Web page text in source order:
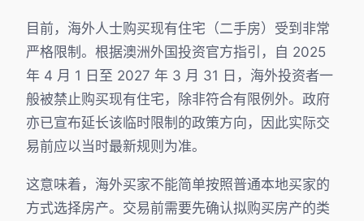
目前，海外人士购买现有住宅（二手房）受到非常
严格限制。根据澳洲外国投资官方指引，自 2025
年 4 月 1 日至 2027 年 3 月 31 日，海外投资者一
般被禁止购买现有住宅，除非符合有限例外。政府
亦已宣布延长该临时限制的政策方向，因此实际交
易前应以当时最新规则为准。
这意味着，海外买家不能简单按照普通本地买家的
方式选择房产。交易前需要先确认拟购买房产的类